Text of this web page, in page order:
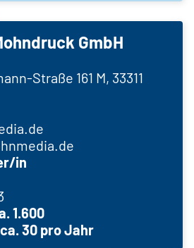
GmbH
Straße 161 M, 33311
in
1.600
30 pro Jahr